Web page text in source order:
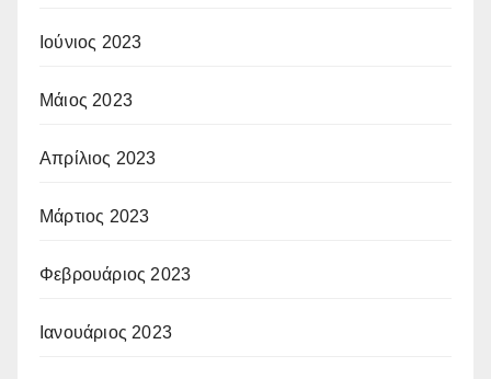
Ιούνιος 2023
Μάιος 2023
Απρίλιος 2023
Μάρτιος 2023
Φεβρουάριος 2023
Ιανουάριος 2023